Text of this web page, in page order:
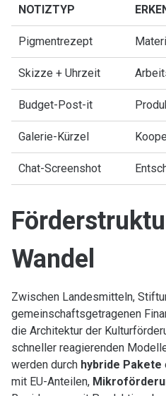
NOTIZTYP
Pigmentrezept
Skizze + Uhrzeit
Budget-Post-it
Galerie-Kürzel
Chat-Screenshot
Wandel
Zwischen Landesmitteln,
gemeinschaftsgetragenen
die Architektur der
schneller reagierenden
werden durch hybride Pakete
mit EU-Anteilen,